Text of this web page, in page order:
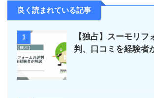
良く読まれている記事
1
【独占】スーモリフ
判、口コミを経験者